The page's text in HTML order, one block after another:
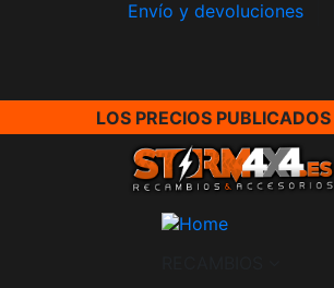
Envío y devoluciones
LOS PRECIOS